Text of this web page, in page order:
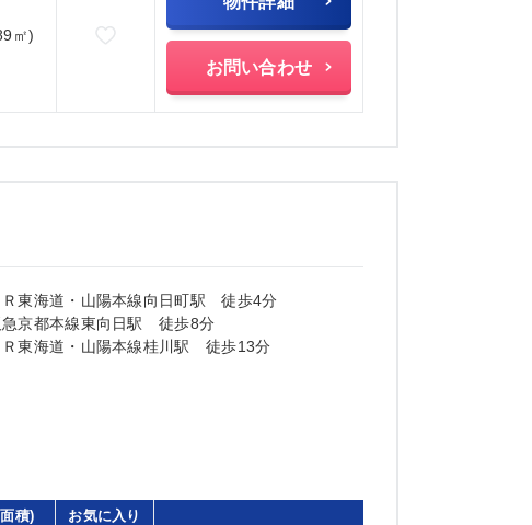
㎡) お気に入りに追加
お問い合わせ
Ｒ東海道・山陽本線向日町駅 徒歩4分
急京都本線東向日駅 徒歩8分
Ｒ東海道・山陽本線桂川駅 徒歩13分
積) お気に入り